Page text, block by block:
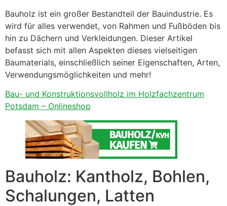
Bauholz ist ein großer Bestandteil der Bauindustrie. Es
wird für alles verwendet, von Rahmen und Fußböden bis
hin zu Dächern und Verkleidungen. Dieser Artikel
befasst sich mit allen Aspekten dieses vielseitigen
Baumaterials, einschließlich seiner Eigenschaften, Arten,
Verwendungsmöglichkeiten und mehr!
Bau- und Konstruktionsvollholz im Holzfachzentrum
Potsdam – Onlineshop
Bauholz: Kantholz, Bohlen,
Schalungen, Latten